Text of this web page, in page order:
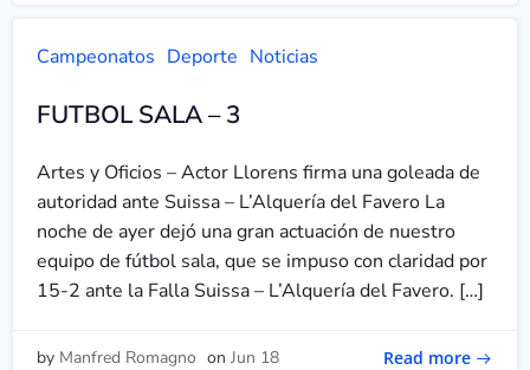
Campeonatos Deporte Noticias
FUTBOL SALA – 3
Artes y Oficios – Actor Llorens firma una goleada de
autoridad ante Suissa – L’Alquería del Favero La
noche de ayer dejó una gran actuación de nuestro
equipo de fútbol sala, que se impuso con claridad por
15-2 ante la Falla Suissa – L’Alquería del Favero. […]
by Manfred Romagno on Jun 18 Read more